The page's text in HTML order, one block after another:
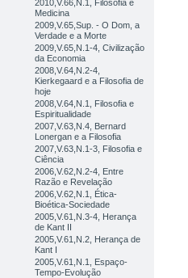
2010,V.66,N.1, Filosofia e
Medicina
2009,V.65,Sup. - O Dom, a
Verdade e a Morte
2009,V.65,N.1-4, Civilização
da Economia
2008,V.64,N.2-4,
Kierkegaard e a Filosofia de
hoje
2008,V.64,N.1, Filosofia e
Espiritualidade
2007,V.63,N.4, Bernard
Lonergan e a Filosofia
2007,V.63,N.1-3, Filosofia e
Ciência
2006,V.62,N.2-4, Entre
Razão e Revelação
2006,V.62,N.1, Ética-
Bioética-Sociedade
2005,V.61,N.3-4, Herança
de Kant II
2005,V.61,N.2, Herança de
Kant I
2005,V.61,N.1, Espaço-
Tempo-Evolução